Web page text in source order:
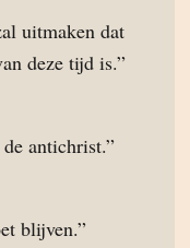
uitmaken dat
deze tijd is.”
antichrist.”
blijven.”